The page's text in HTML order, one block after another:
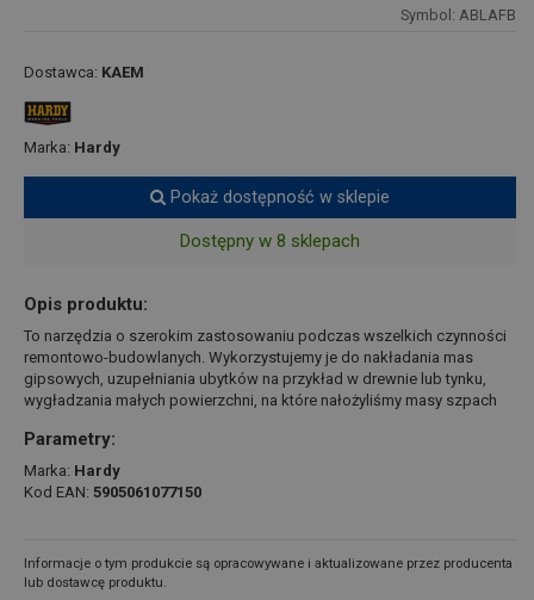
Symbol: ABLAFB
Dostawca: KAEM
Marka: Hardy
Pokaż dostępność w sklepie
Dostępny w 8 sklepach
Opis produktu:
To narzędzia o szerokim zastosowaniu podczas wszelkich czynności
remontowo-budowlanych. Wykorzystujemy je do nakładania mas
gipsowych, uzupełniania ubytków na przykład w drewnie lub tynku,
wygładzania małych powierzchni, na które nałożyliśmy masy szpach
Parametry:
Marka: Hardy
Kod EAN: 5905061077150
Informacje o tym produkcie są opracowywane i aktualizowane przez producenta
lub dostawcę produktu.